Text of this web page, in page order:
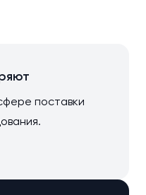
поставки